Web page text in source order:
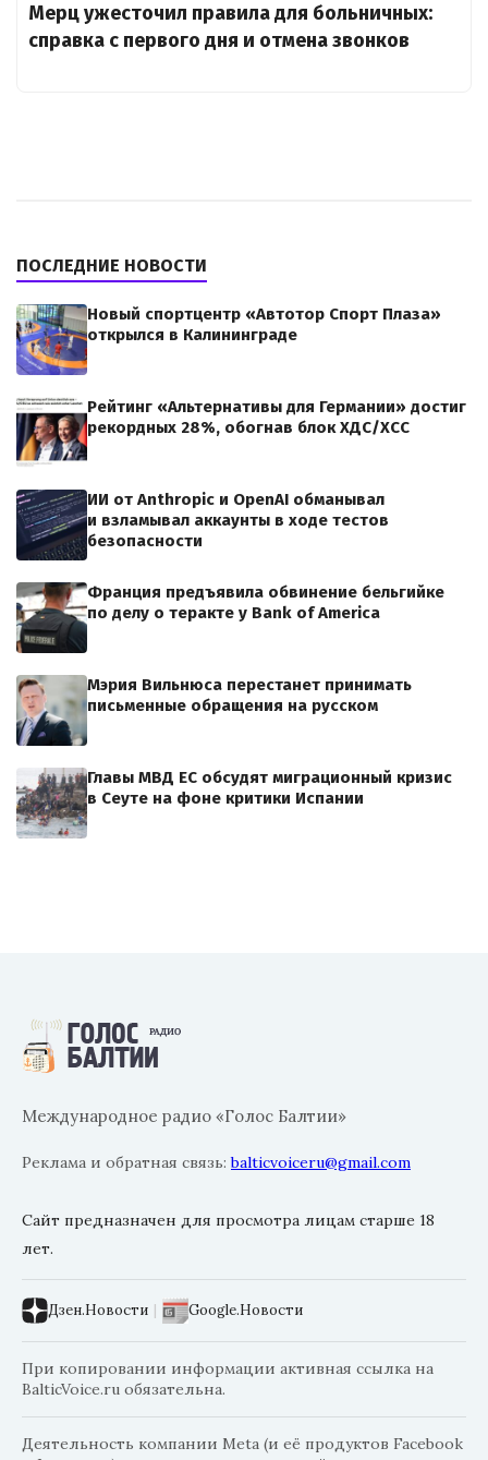
Мерц ужесточил правила для больничных:
справка с первого дня и отмена звонков
ПОСЛЕДНИЕ НОВОСТИ
Новый спортцентр «Автотор Спорт Плаза»
открылся в Калининграде
Рейтинг «Альтернативы для Германии» достиг
рекордных 28%, обогнав блок ХДС/ХСС
ИИ от Anthropic и OpenAI обманывал
и взламывал аккаунты в ходе тестов
безопасности
Франция предъявила обвинение бельгийке
по делу о теракте у Bank of America
Мэрия Вильнюса перестанет принимать
письменные обращения на русском
Главы МВД ЕС обсудят миграционный кризис
в Сеуте на фоне критики Испании
Международное радио «Голос Балтии»
Реклама и обратная связь:balticvoiceru@gmail.com
Сайт предназначен для просмотра лицам старше 18
лет.
Дзен.Новости | Google.Новости
При копировании информации активная ссылка на
BalticVoice.ru обязательна.
Деятельность компании Meta (и её продуктов Facebook